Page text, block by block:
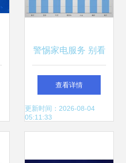
警惕家电服务 别看
小数据，要善用大
数据
查看详情
更新时间：2026-08-04
05:11:33